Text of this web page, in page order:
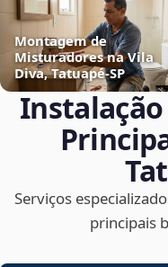
Montagem de
Misturadores na Vila
Diva, Tatuapé‑SP
Serviços
principais